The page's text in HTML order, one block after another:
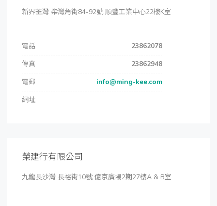
新界荃灣 柴灣角街84-92號 順豐工業中心22樓K室
電話
23862078
傳真
23862948
電郵
info@ming-kee.com
網址
榮建行有限公司
九龍長沙灣 長裕街10號 億京廣場2期27樓A & B室